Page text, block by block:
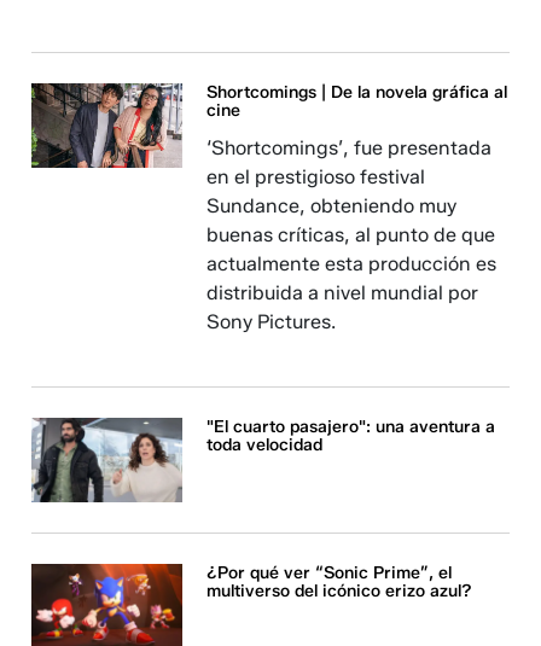
Shortcomings | De la novela gráfica al
cine
‘Shortcomings’, fue presentada
en el prestigioso festival
Sundance, obteniendo muy
buenas críticas, al punto de que
actualmente esta producción es
distribuida a nivel mundial por
Sony Pictures.
"El cuarto pasajero": una aventura a
toda velocidad
¿Por qué ver “Sonic Prime”, el
multiverso del icónico erizo azul?